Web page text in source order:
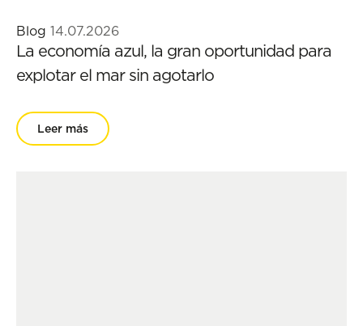
Blog 14.07.2026
La economía azul, la gran oportunidad para
explotar el mar sin agotarlo
Leer más